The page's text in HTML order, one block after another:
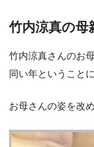
竹内涼真の母
竹内涼真さんのお
同い年ということ
お母さんの姿を改